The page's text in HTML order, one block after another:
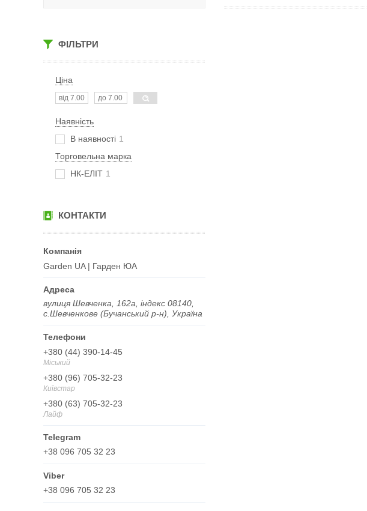
ФІЛЬТРИ
Ціна
Наявність
В наявності 1
Торговельна марка
НК-ЕЛІТ 1
КОНТАКТИ
Garden UA | Гарден ЮА
вулиця Шевченка, 162а, індекс 08140,
с.Шевченкове (Бучанський р-н), Україна
+380 (44) 390-14-45
Міський
+380 (96) 705-32-23
Київстар
+380 (63) 705-32-23
Лайф
+38 096 705 32 23
+38 096 705 32 23